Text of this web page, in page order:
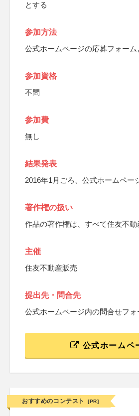
とする
参加方法
公式ホームページの応募フォーム
参加資格
不問
参加費
無し
結果発表
2016年1月ごろ、公式ホームペー
著作権の扱い
作品の著作権は、すべて住友不動
主催
住友不動産販売
提出先・問合先
公式ホームページ内の問合せフォ
公式ホームペ
おすすめのコンテスト [PR]